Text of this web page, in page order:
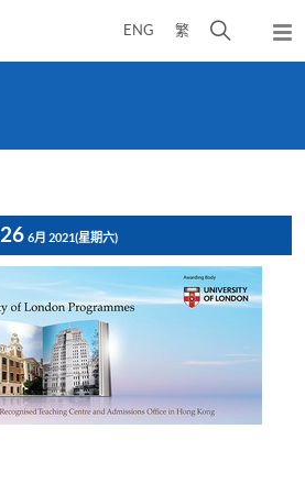
ENG 繁
开
弹
出
26 6月 2021(星期六)